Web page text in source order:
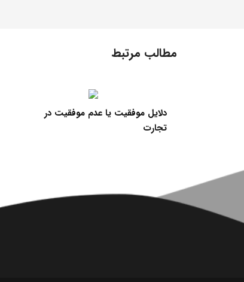
مطالب مرتبط
دلایل موفقیت یا عدم موفقیت در
تجارت